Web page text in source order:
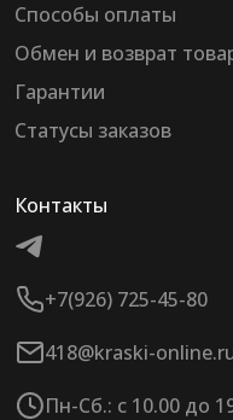
Способы оплаты
Обмен и возврат
Гарантии
Статусы заказов
Контакты
+7(926) 725-45-80
418@kraski-
Пн-Сб.: с 10.00 до